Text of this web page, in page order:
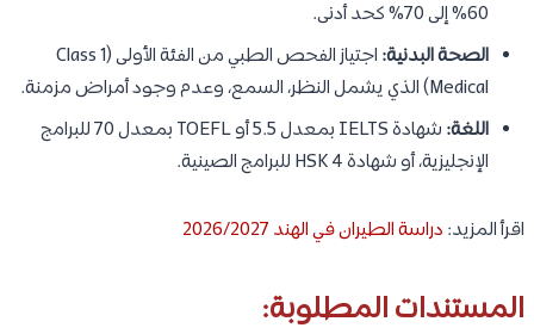
60% إلى 70% كحد أدنى.
الصحة البدنية:
اجتياز الفحص الطبي من الفئة الأولى (Class 1
Medical) الذي يشمل النظر، السمع، وعدم وجود أمراض مزمنة.
اللغة:
شهادة IELTS بمعدل 5.5 أو TOEFL بمعدل 70 للبرامج
الإنجليزية، أو شهادة HSK 4 للبرامج الصينية.
اقرأ المزيد: دراسة الطيران في الهند 2026/2027
المستندات المطلوبة: